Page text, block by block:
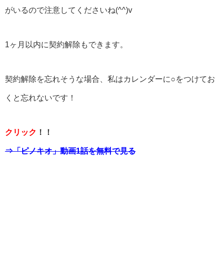
がいるので注意してくださいね(^^)v
1ヶ月以内に契約解除もできます。
契約解除を忘れそうな場合、私はカレンダーに○をつけてお
くと忘れないです！
クリック ！！
⇒「ピノキオ」動画1話を無料で見る